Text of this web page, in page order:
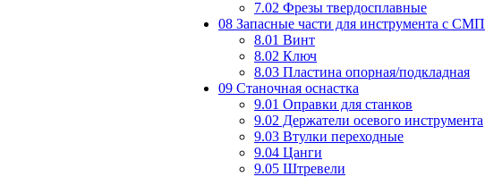
7.02 Фрезы твердосплавные
08 Запасные части для инструмента с СМП
8.01 Винт
8.02 Ключ
8.03 Пластина опорная/подкладная
09 Станочная оснастка
9.01 Оправки для станков
9.02 Держатели осевого инструмента
9.03 Втулки переходные
9.04 Цанги
9.05 Штревели